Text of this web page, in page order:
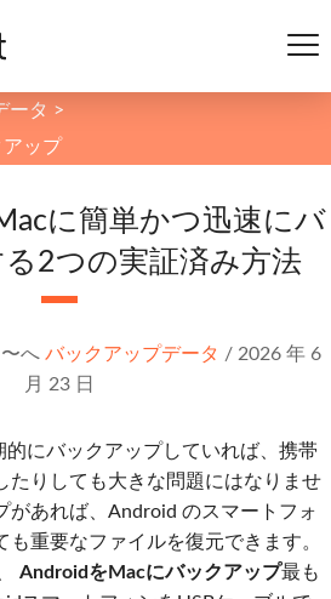
ータ >
ップ
に簡単かつ迅速にバ
2つの実証済み方法
〜へ バックアップデータ / 2026 年 6
月 23 日
にバックアップしていれば、携帯
たりしても大きな問題にはなりませ
があれば、Android のスマートフォ
も重要なファイルを復元できます。
AndroidをMacにバックアップ最も